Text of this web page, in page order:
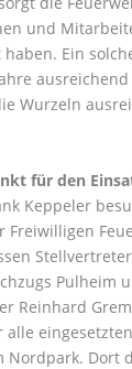
und
Ein
Wurzeln
für den
Keppeler
Freiwilligen
Pulheim
Reinhard
Nordpark. Dort